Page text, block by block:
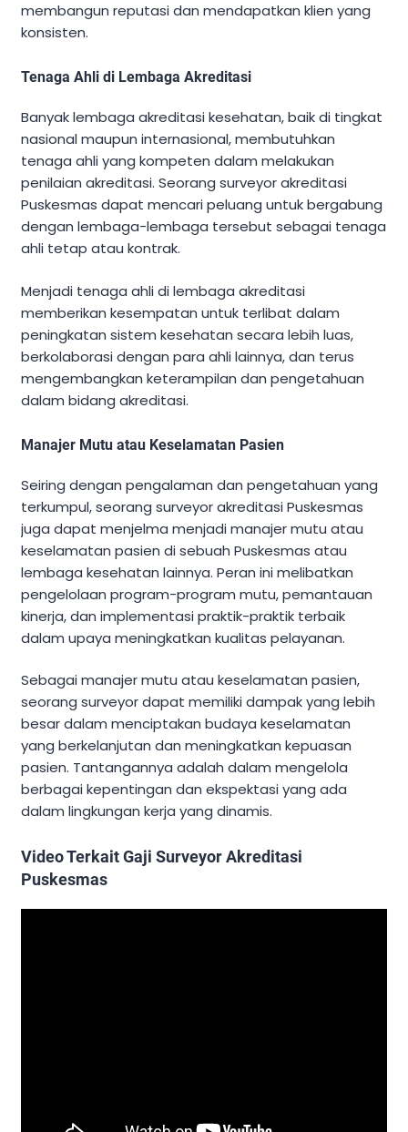
membangun reputasi dan mendapatkan klien yang
konsisten.
Tenaga Ahli di Lembaga Akreditasi
Banyak lembaga akreditasi kesehatan, baik di tingkat
nasional maupun internasional, membutuhkan
tenaga ahli yang kompeten dalam melakukan
penilaian akreditasi. Seorang surveyor akreditasi
Puskesmas dapat mencari peluang untuk bergabung
dengan lembaga-lembaga tersebut sebagai tenaga
ahli tetap atau kontrak.
Menjadi tenaga ahli di lembaga akreditasi
memberikan kesempatan untuk terlibat dalam
peningkatan sistem kesehatan secara lebih luas,
berkolaborasi dengan para ahli lainnya, dan terus
mengembangkan keterampilan dan pengetahuan
dalam bidang akreditasi.
Manajer Mutu atau Keselamatan Pasien
Seiring dengan pengalaman dan pengetahuan yang
terkumpul, seorang surveyor akreditasi Puskesmas
juga dapat menjelma menjadi manajer mutu atau
keselamatan pasien di sebuah Puskesmas atau
lembaga kesehatan lainnya. Peran ini melibatkan
pengelolaan program-program mutu, pemantauan
kinerja, dan implementasi praktik-praktik terbaik
dalam upaya meningkatkan kualitas pelayanan.
Sebagai manajer mutu atau keselamatan pasien,
seorang surveyor dapat memiliki dampak yang lebih
besar dalam menciptakan budaya keselamatan
yang berkelanjutan dan meningkatkan kepuasan
pasien. Tantangannya adalah dalam mengelola
berbagai kepentingan dan ekspektasi yang ada
dalam lingkungan kerja yang dinamis.
Video Terkait Gaji Surveyor Akreditasi
Puskesmas